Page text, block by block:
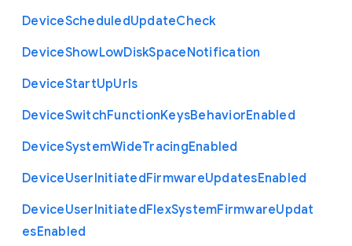
DeviceScheduledUpdateCheck
DeviceShowLowDiskSpaceNotification
DeviceStartUpUrls
DeviceSwitchFunctionKeysBehaviorEnabled
DeviceSystemWideTracingEnabled
DeviceUserInitiatedFirmwareUpdatesEnabled
DeviceUserInitiatedFlexSystemFirmwareUpdat
esEnabled